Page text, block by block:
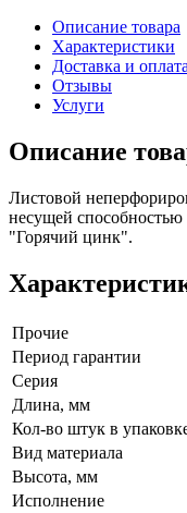
Описание товара
Характеристики
Доставка и оплата
Отзывы
Услуги
Описание
Листовой
несущей
"Горячий цинк".
Прочие
Период гарантии
Серия
Длина, мм
Кол-во штук в
Вид материала
Высота, мм
Исполнение